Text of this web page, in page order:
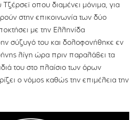
οπου διαμένει μόνιμα, για
στην επικοινωνία των δύο
με την Ελληνίδα
σύζυγό του και δολοφονήθηκε εν
λίγη ώρα πριν παραλάβει τα
του στο πλαίσιο των όρων
ο νόμος καθώς την επιμέλεια την